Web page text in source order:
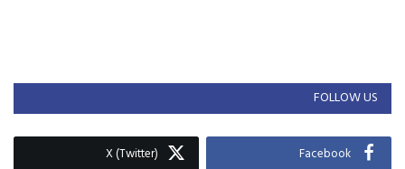
FOLLOW US
Facebook
X (Twitter)